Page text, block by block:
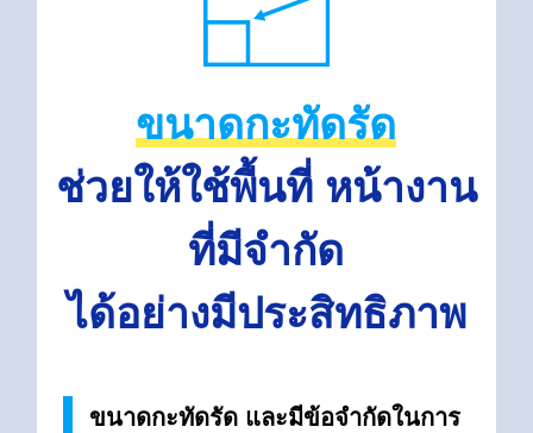
ขนาดกะทัดรัด
ช่วยให้ใช้พื้นที่ หน้างาน
ที่มีจำกัด
ได้อย่างมีประสิทธิภาพ
ขนาดกะทัดรัด และมีข้อจำกัดในการ